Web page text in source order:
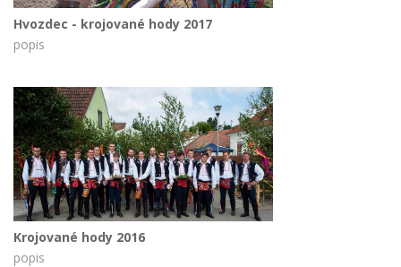
Hvozdec - krojované hody 2017
popis
Krojované hody 2016
popis